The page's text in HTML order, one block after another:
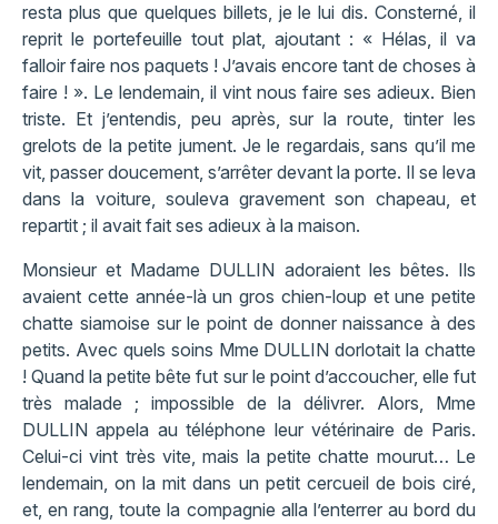
resta plus que quelques billets, je le lui dis. Consterné, il
reprit le portefeuille tout plat, ajoutant : « Hélas, il va
falloir faire nos paquets ! J’avais encore tant de choses à
faire ! ». Le lendemain, il vint nous faire ses adieux. Bien
triste. Et j’entendis, peu après, sur la route, tinter les
grelots de la petite jument. Je le regardais, sans qu’il me
vit, passer doucement, s’arrêter devant la porte. Il se leva
dans la voiture, souleva gravement son chapeau, et
repartit ; il avait fait ses adieux à la maison.
Monsieur et Madame DULLIN adoraient les bêtes. Ils
avaient cette année-là un gros chien-loup et une petite
chatte siamoise sur le point de donner naissance à des
petits. Avec quels soins Mme DULLIN dorlotait la chatte
! Quand la petite bête fut sur le point d’accoucher, elle fut
très malade ; impossible de la délivrer. Alors, Mme
DULLIN appela au téléphone leur vétérinaire de Paris.
Celui-ci vint très vite, mais la petite chatte mourut… Le
lendemain, on la mit dans un petit cercueil de bois ciré,
et, en rang, toute la compagnie alla l’enterrer au bord du